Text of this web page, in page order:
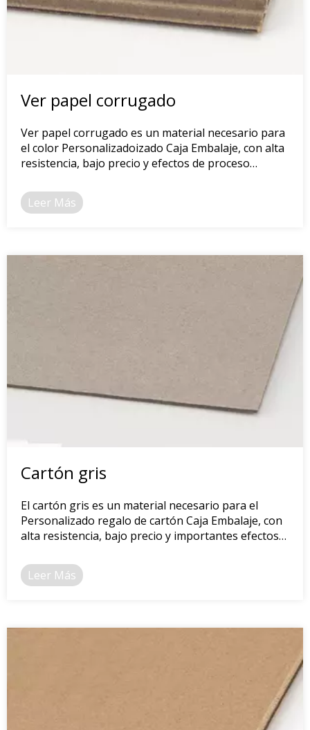
Ver papel corrugado
Ver papel corrugado es un material necesario para
el color Personalizadoizado Caja Embalaje, con alta
resistencia, bajo precio y efectos de proceso
Leer Más
Cartón gris
El cartón gris es un material necesario para el
Personalizado regalo de cartón Caja Embalaje, con
alta resistencia, bajo precio y importantes efectos
Leer Más